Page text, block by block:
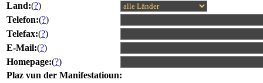
Land:(?)
Telefon:(?)
Telefax:(?)
E-Mail:(?)
Homepage:(?)
Plaz vun der Manifestatioun: